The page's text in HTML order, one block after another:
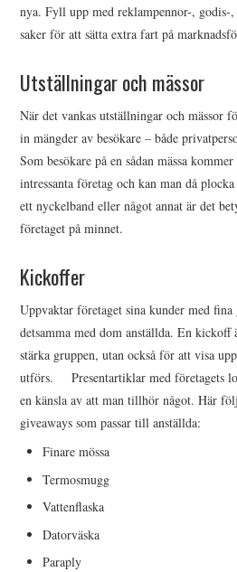
nya. Fyll upp med reklampennor-, godis-
saker för att sätta extra fart på
Utställningar och mässor
När det vankas utställningar och mässor
in mängder av besökare – både
Som besökare på en sådan mässa
intressanta företag och kan man då
ett nyckelband eller något annat är det
företaget på minnet.
Kickoffer
Uppvaktar företaget sina kunder med
detsamma med dom anställda. En
stärka gruppen, utan också för att visa
utförs. Presentartiklar med företagets
en känsla av att man tillhör något. Här
giveaways som passar till anställda:
Finare mössa
Termosmugg
Vattenflaska
Datorväska
Paraply